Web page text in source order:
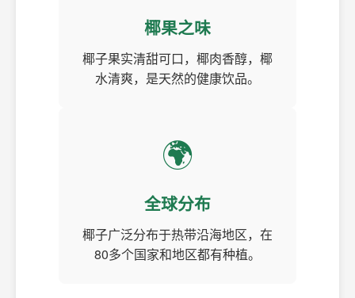
椰果之味
椰子果实清甜可口，椰肉香醇，椰
水清爽，是天然的健康饮品。
🌍
全球分布
椰子广泛分布于热带沿海地区，在
80多个国家和地区都有种植。